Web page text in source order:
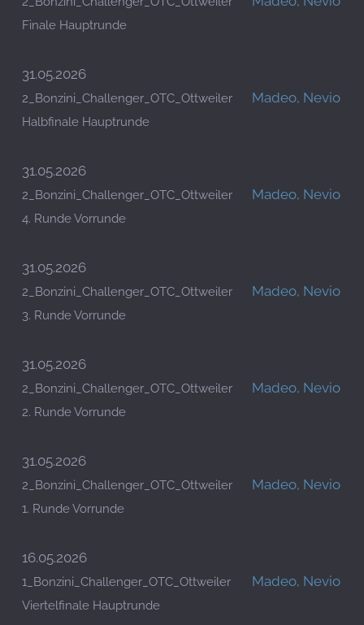
Finale Hauptrunde
31.05.2026
2_Bonzini_Challenger_OTC_Ottweiler
Halbfinale Hauptrunde
Madeo, Nevio
31.05.2026
2_Bonzini_Challenger_OTC_Ottweiler
4. Runde Vorrunde
Madeo, Nevio
31.05.2026
2_Bonzini_Challenger_OTC_Ottweiler
3. Runde Vorrunde
Madeo, Nevio
31.05.2026
2_Bonzini_Challenger_OTC_Ottweiler
2. Runde Vorrunde
Madeo, Nevio
31.05.2026
2_Bonzini_Challenger_OTC_Ottweiler
1. Runde Vorrunde
Madeo, Nevio
16.05.2026
1_Bonzini_Challenger_OTC_Ottweiler
Viertelfinale Hauptrunde
Madeo, Nevio